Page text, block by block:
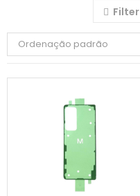
Filter
Ordenação padrão